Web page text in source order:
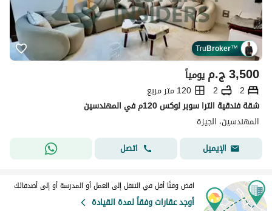
TruBroker™
ج.م3,500 يومياً
2
2
120 متر مربع
شقة فندقية الترا سوبر لوكس 120م في المهندسين
المهندسين، الجيزة
الإيميل
اتصل
اقض وقتًا أقل في التنقل إلى العمل أو المدرسة أو إلى أصدقائك
أوجد عقارات وفقاً لمدة القيادة